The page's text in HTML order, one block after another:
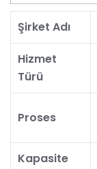
Şirket Adı
Hizmet
Türü
Proses
Kapasite